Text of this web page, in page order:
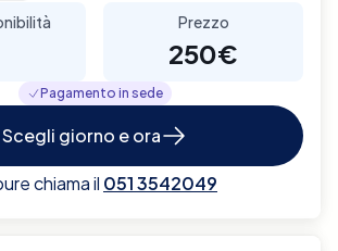
Prezzo
250€
Pagamento in sede
Scegli giorno e ora
chiama il 051 3542049